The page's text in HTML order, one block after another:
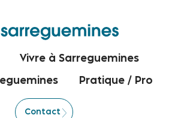
Vivre à Sarreguemines
Pratique / Pro
Contact